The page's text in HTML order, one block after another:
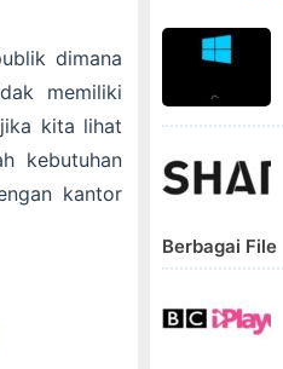
dimana
memiliki
kita lihat
kebutuhan
kantor
Berbagai File